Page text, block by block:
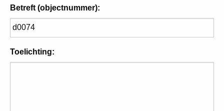
Betreft (objectnummer):
Toelichting: